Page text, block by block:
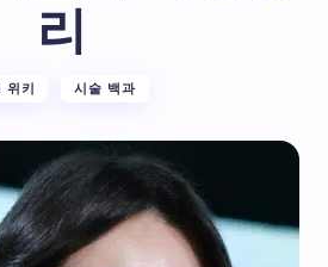
리
위키 시술 백과